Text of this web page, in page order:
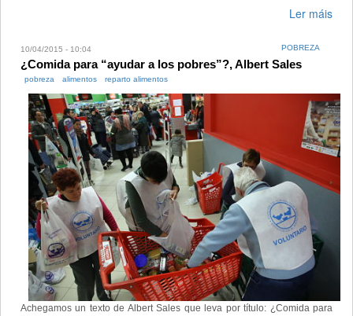
Ler máis
10/04/2015 - 10:04 POBREZA
¿Comida para “ayudar a los pobres”?, Albert Sales
pobreza alimentos reparto alimentos
Achegamos un texto de Albert Sales que leva por título: ¿Comida para